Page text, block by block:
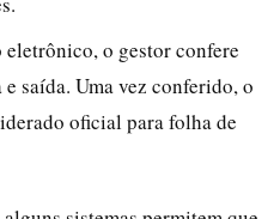
eletrônico, o gestor confere
saída. Uma vez conferido, o
oficial para folha de